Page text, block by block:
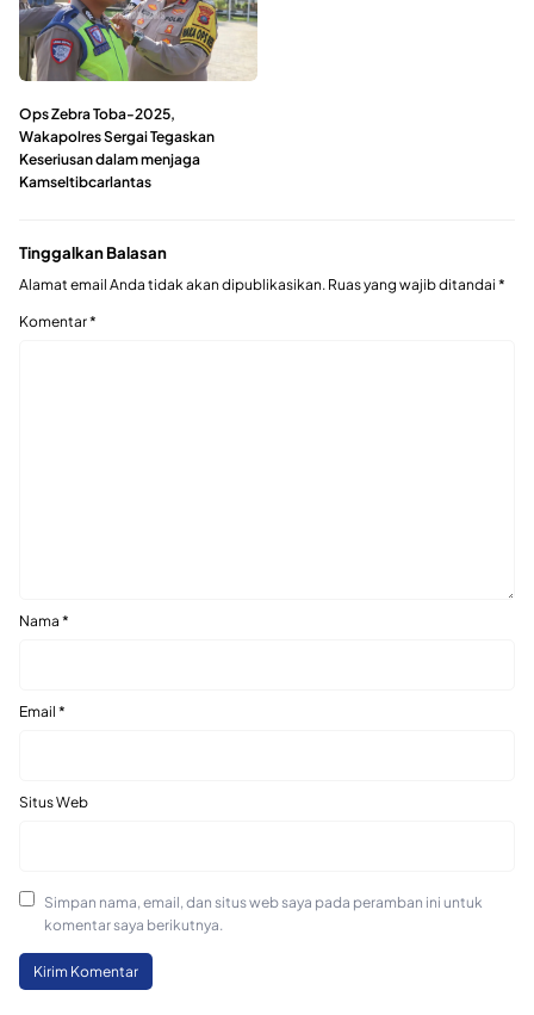
Ops Zebra Toba-2025,
Wakapolres Sergai Tegaskan
Keseriusan dalam menjaga
Kamseltibcarlantas
Tinggalkan Balasan
Alamat email Anda tidak akan dipublikasikan. Ruas yang wajib ditandai *
Komentar*
Nama *
Email *
Situs Web
Simpan nama, email, dan situs web saya pada peramban ini untuk
komentar saya berikutnya.